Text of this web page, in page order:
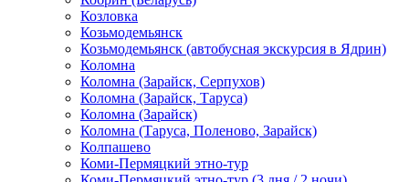
Козловка
Козьмодемьянск
Козьмодемьянск (автобусная экскурсия в Ядрин)
Коломна
Коломна (Зарайск, Серпухов)
Коломна (Зарайск, Таруса)
Коломна (Зарайск)
Коломна (Таруса, Поленово, Зарайск)
Колпашево
Коми-Пермяцкий этно-тур